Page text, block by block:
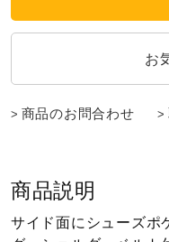
ソフトボール
ウィンタース
商品のお問合わせ
商品説明
サイド面にシューズポ